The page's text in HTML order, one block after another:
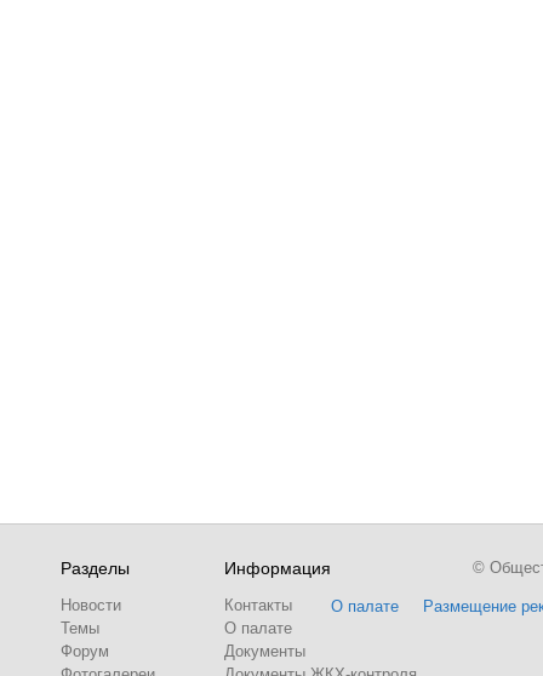
Разделы
Новости
Темы
Форум
Информация
Контакты
О палате
Документы
О палате Размещение
©